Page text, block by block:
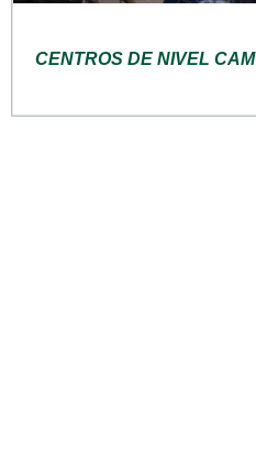
CENTROS DE NIVEL CAM